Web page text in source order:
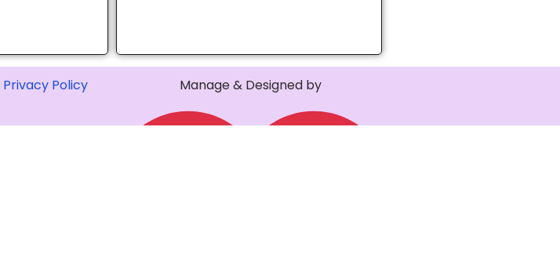
Privacy Policy Manage & Designed by